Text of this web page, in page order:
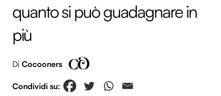
quanto si può guadagnare in
più
Di Cocooners